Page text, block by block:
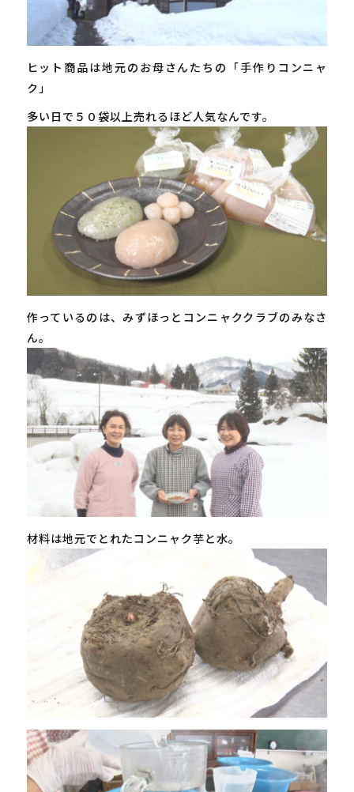
ヒット商品は地元のお母さんたちの「手作りコンニャ
ク」
多い日で５０袋以上売れるほど人気なんです。
作っているのは、みずほっとコンニャククラブのみなさ
ん。
材料は地元でとれたコンニャク芋と水。